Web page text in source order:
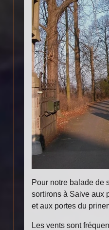
Pour notre balade de
sortirons à Saive aux
et aux portes du
Les vents sont